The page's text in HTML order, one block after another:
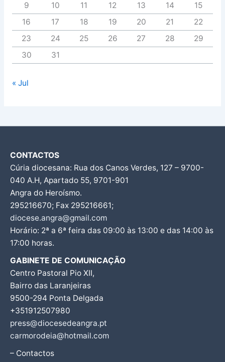
9
10 11 12 13 14
15
16
17 18 19 20 21
22
23
24 25 26 27 28
29
30
31
« Jul
CONTACTOS
Cúria diocesana: Rua dos Canos Verdes, 127 – 9700-
040 A.H, Apartado 55, 9701-901
Angra do Heroísmo.
295216670; Fax 295216661;
diocese.angra@gmail.com
Horário: 2ª a 6ª feira das 09:00 às 13:00 e das 14:00 às
17:00 horas.
GABINETE DE COMUNICAÇÃO
Centro Pastoral Pio XII,
Bairro das Laranjeiras
9500-294 Ponta Delgada
+351912507980
press@diocesedeangra.pt
carmorodeia@hotmail.com
– Contactos